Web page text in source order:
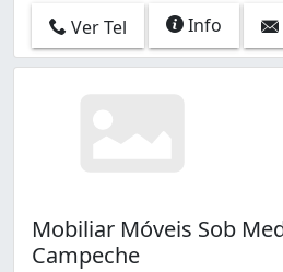
Ver Tel Info
Mobiliar Móveis Sob
Campeche